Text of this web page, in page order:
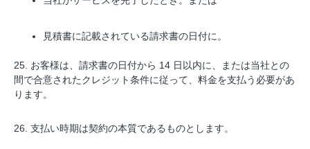
見積書に記載されている請求書の日付に。
25. お客様は、請求書の日付から 14 日以内に、または当社との
間で合意されたクレジット条件に従って、料金を支払う必要があ
ります。
26. 支払い時期は契約の本質であるものとします。